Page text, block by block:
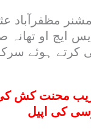
مظفرآباد
ایچ او تھانہ
کرتے ہوئے
محنت کش
کی اپیل